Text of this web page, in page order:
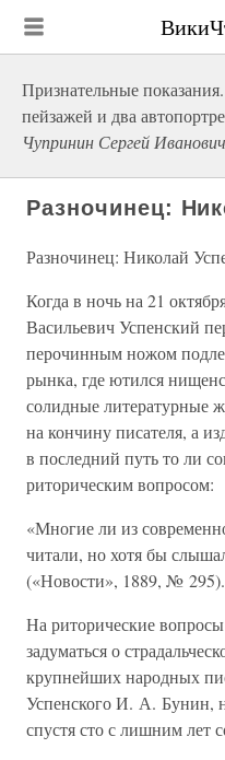
Признательные
пейзажей и два
Чупринин Сергей Иванович
Разночинец:
Разночинец: Николай
Когда в ночь на 21
Васильевич Успенский
перочинным ножом
рынка, где ютился
солидные литературные
на кончину писателя, а
в последний путь то ли
риторическим вопросом:
«Многие ли из
читали, но хотя бы
(«Новости», 1889, № 295).
На риторические
задуматься о
крупнейших народных
Успенского И. А. Бунин,
спустя сто с лишним лет